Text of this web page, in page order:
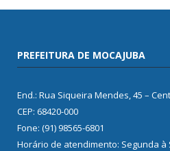
PREFEITURA DE MOCAJUBA
End.: Rua Siqueira Mendes, 45 –
CEP: 68420-000
Fone: (91) 98565-6801
Horário de atendimento: Segunda à